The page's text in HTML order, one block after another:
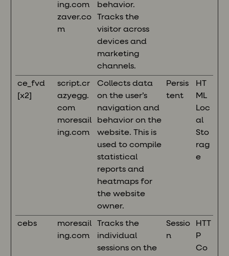
ing.com
zaver.co
m
behavior.
Tracks the
visitor across
devices and
marketing
channels.
ce_fvd
[x2]
script.cr
azyegg.
com
moresail
ing.com
Collects data
on the user’s
navigation and
behavior on the
website. This is
used to compile
statistical
reports and
heatmaps for
the website
owner.
Persis
tent
HT
ML
Loc
al
Sto
rag
e
cebs
moresail
ing.com
Tracks the
individual
sessions on the
Sessio
n
HTT
P
Co